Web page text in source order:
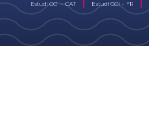
Estudi GOI – CAT Estudi GOI – FR